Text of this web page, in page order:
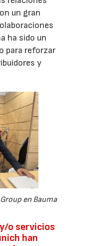
un gran
ha sido un
para reforzar
y
en Bauma
o servicios
han